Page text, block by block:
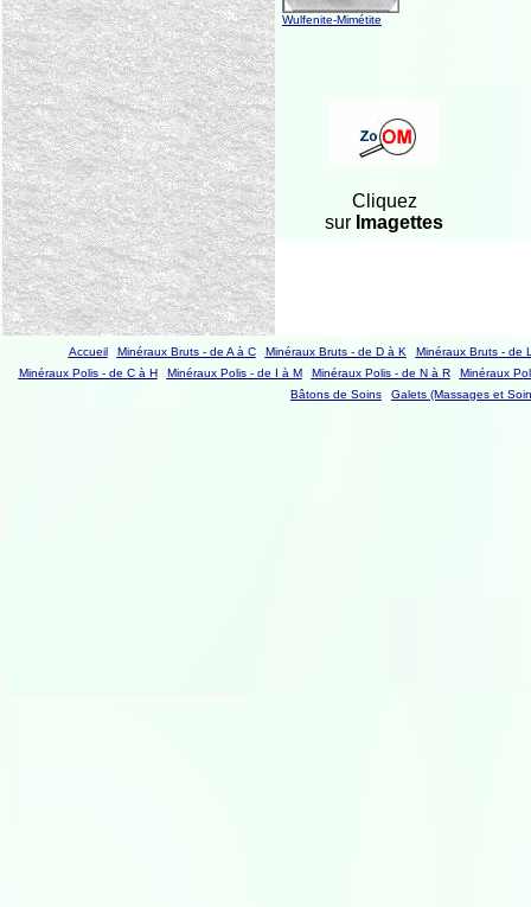
Wulfenite-Mimétite
Cliquez
sur Imagettes
Accueil Minéraux Bruts - de A à C Minéraux Bruts - de D à K
Minéraux Bruts - de
Minéraux Polis - de C à H
Minéraux Polis - de I à M Minéraux Polis - de N à R
Minéraux
Bâtons de Soins
Galets (Massages et